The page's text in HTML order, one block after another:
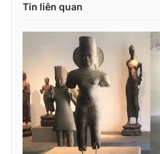
Tin liên quan